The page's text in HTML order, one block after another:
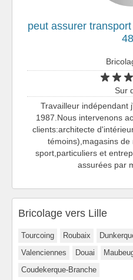
peut assurer
Sur
Travailleur indépendant
1987.Nous intervenons
clients:architecte
témoins),magasins
sport,particuliers et
assurées par
Bricolage vers Lille
Tourcoing Roubaix
Valenciennes
Douai
Coudekerque-Branche